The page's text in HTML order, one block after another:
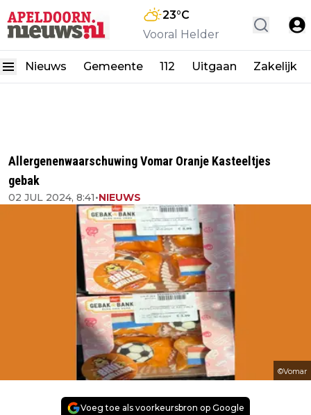
23°C
Vooral Helder
Nieuws Gemeente 112 Uitgaan Zakelijk
Allergenenwaarschuwing Vomar Oranje Kasteeltjes
gebak
02 JUL 2024, 8:41•NIEUWS
©Vomar
Voeg toe als voorkeursbron op Google